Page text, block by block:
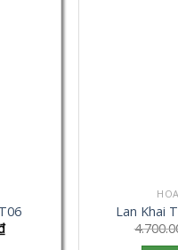
Lan Khai